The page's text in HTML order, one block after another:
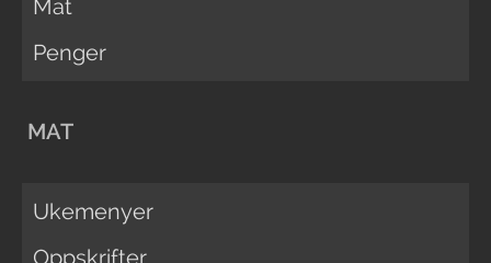
Mat
Penger
MAT
Ukemenyer
Oppskrifter